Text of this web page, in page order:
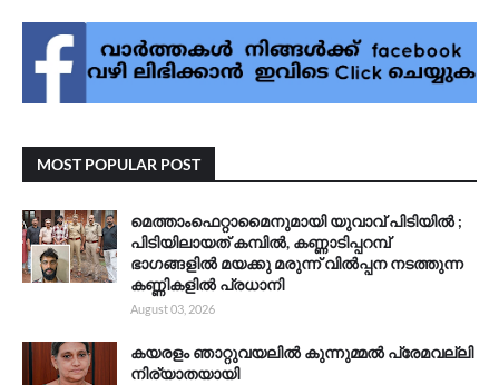
MOST POPULAR POST
മെത്താംഫെറ്റാമൈനുമായി യുവാവ് പിടിയിൽ ;
പിടിയിലായത് കമ്പിൽ, കണ്ണാടിപ്പറമ്പ്
ഭാഗങ്ങളിൽ മയക്കു മരുന്ന് വിൽപ്പന നടത്തുന്ന
കണ്ണികളിൽ പ്രധാനി
August 03, 2026
കയരളം ഞാറ്റുവയലിൽ കുന്നുമ്മൽ പ്രേമവല്ലി
നിര്യാതയായി